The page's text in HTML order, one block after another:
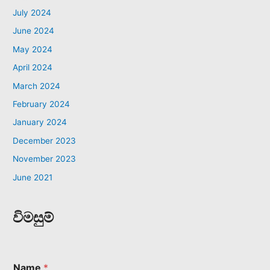
July 2024
June 2024
May 2024
April 2024
March 2024
February 2024
January 2024
December 2023
November 2023
June 2021
විමසුම්
Name *